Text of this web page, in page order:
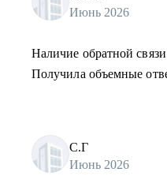
Июнь 2026
Наличие обратной
Получила объемные
С.Г
Июнь 2026